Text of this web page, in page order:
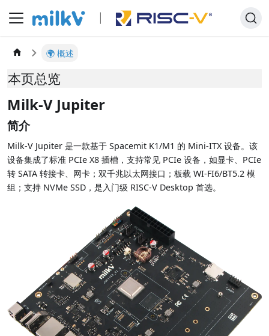
🌍 概述
本页总览
Milk-V Jupiter
简介
Milk-V Jupiter 是一款基于 Spacemit K1/M1 的 Mini-ITX 设备。该
设备集成了标准 PCIe X8 插槽，支持常见 PCIe 设备，如显卡、PCIe
转 SATA 转接卡、网卡；双千兆以太网接口；板载 WI-FI6/BT5.2 模
组；支持 NVMe SSD，是入门级 RISC-V Desktop 首选。